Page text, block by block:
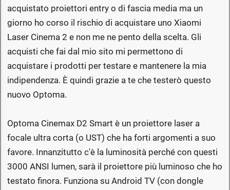
acquistato proiettori entry o di fascia media ma un
giorno ho corso il rischio di acquistare uno Xiaomi
Laser Cinema 2 e non me ne pento della scelta. Gli
acquisti che fai dal mio sito mi permettono di
acquistare i prodotti per testare e mantenere la mia
indipendenza. È quindi grazie a te che testerò questo
nuovo Optoma.
Optoma Cinemax D2 Smart è un proiettore laser a
focale ultra corta (o UST) che ha forti argomenti a suo
favore. Innanzitutto c'è la luminosità perché con questi
3000 ANSI lumen, sarà il proiettore più luminoso che ho
testato finora. Funziona su Android TV (con dongle